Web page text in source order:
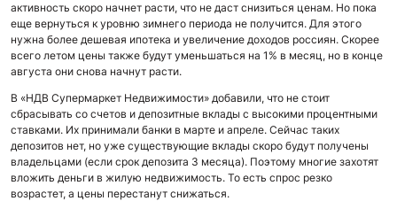
активность скоро начнет расти, что не даст снизиться ценам. Но пока
еще вернуться к уровню зимнего периода не получится. Для этого
нужна более дешевая ипотека и увеличение доходов россиян. Скорее
всего летом цены также будут уменьшаться на 1% в месяц, но в конце
августа они снова начнут расти.
В «НДВ Супермаркет Недвижимости» добавили, что не стоит
сбрасывать со счетов и депозитные вклады с высокими процентными
ставками. Их принимали банки в марте и апреле. Сейчас таких
депозитов нет, но уже существующие вклады скоро будут получены
владельцами (если срок депозита 3 месяца). Поэтому многие захотят
вложить деньги в жилую недвижимость. То есть спрос резко
возрастет, а цены перестанут снижаться.